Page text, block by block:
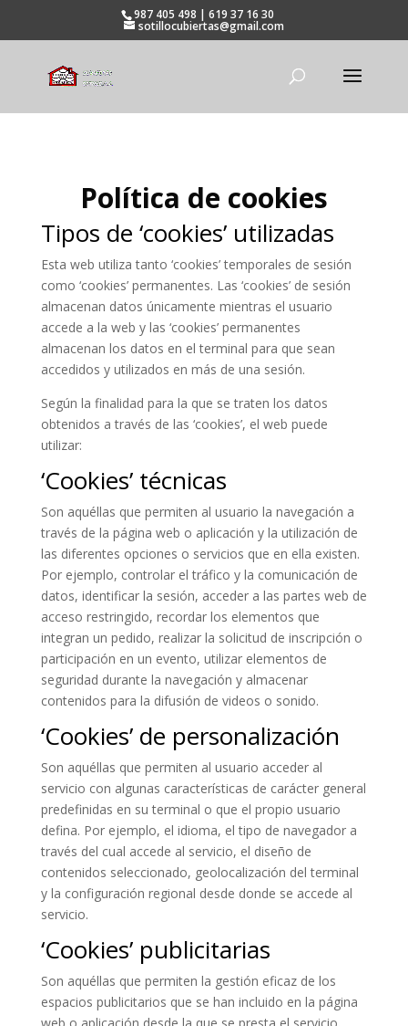
987 405 498 | 619 37 16 30
sotillocubiertas@gmail.com
Política de cookies
Tipos de ‘cookies’ utilizadas
Esta web utiliza tanto ‘cookies’ temporales de sesión
como ‘cookies’ permanentes. Las ‘cookies’ de sesión
almacenan datos únicamente mientras el usuario
accede a la web y las ‘cookies’ permanentes
almacenan los datos en el terminal para que sean
accedidos y utilizados en más de una sesión.
Según la finalidad para la que se traten los datos
obtenidos a través de las ‘cookies’, el web puede
utilizar:
‘Cookies’ técnicas
Son aquéllas que permiten al usuario la navegación a
través de la página web o aplicación y la utilización de
las diferentes opciones o servicios que en ella existen.
Por ejemplo, controlar el tráfico y la comunicación de
datos, identificar la sesión, acceder a las partes web de
acceso restringido, recordar los elementos que
integran un pedido, realizar la solicitud de inscripción o
participación en un evento, utilizar elementos de
seguridad durante la navegación y almacenar
contenidos para la difusión de videos o sonido.
‘Cookies’ de personalización
Son aquéllas que permiten al usuario acceder al
servicio con algunas características de carácter general
predefinidas en su terminal o que el propio usuario
defina. Por ejemplo, el idioma, el tipo de navegador a
través del cual accede al servicio, el diseño de
contenidos seleccionado, geolocalización del terminal
y la configuración regional desde donde se accede al
servicio.
‘Cookies’ publicitarias
Son aquéllas que permiten la gestión eficaz de los
espacios publicitarios que se han incluido en la página